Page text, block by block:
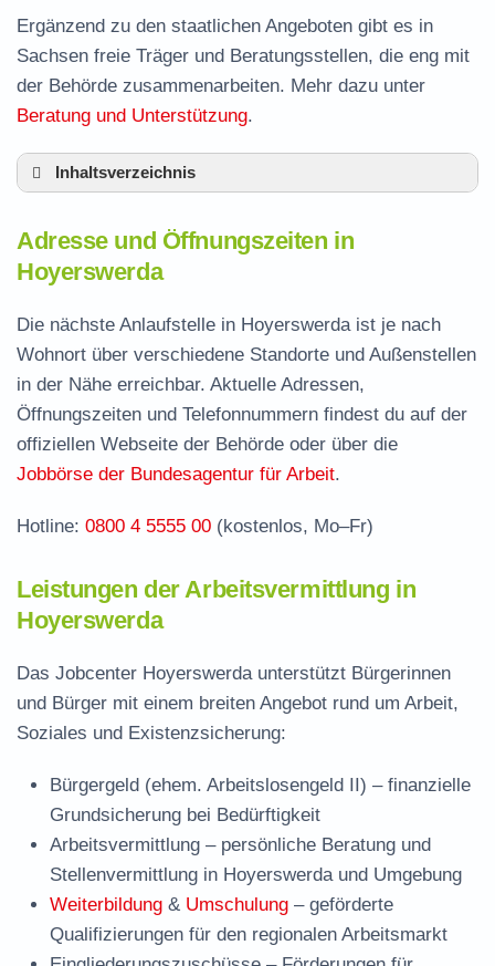
Ergänzend zu den staatlichen Angeboten gibt es in
Sachsen freie Träger und Beratungsstellen, die eng mit
der Behörde zusammenarbeiten. Mehr dazu unter
Beratung und Unterstützung.
Inhaltsverzeichnis
Leistungen der Arbeitsvermittlung in
Hoyerswerda
Termin vereinbaren und Bürgergeld beantragen
Jobcenter Bautzen – zuständige Stelle
Häufige Fragen rund ums Jobcenter
Adresse und Öffnungszeiten in
Hoyerswerda
Die nächste Anlaufstelle in Hoyerswerda ist je nach
Wohnort über verschiedene Standorte und Außenstellen
in der Nähe erreichbar. Aktuelle Adressen,
Öffnungszeiten und Telefonnummern findest du auf der
offiziellen Webseite der Behörde oder über die
Jobbörse der Bundesagentur für Arbeit.
Hotline: 0800 4 5555 00 (kostenlos, Mo–Fr)
Leistungen der Arbeitsvermittlung in
Hoyerswerda
Das Jobcenter Hoyerswerda unterstützt Bürgerinnen
und Bürger mit einem breiten Angebot rund um Arbeit,
Soziales und Existenzsicherung:
Bürgergeld (ehem. Arbeitslosengeld II) – finanzielle
Grundsicherung bei Bedürftigkeit
Arbeitsvermittlung – persönliche Beratung und
Stellenvermittlung in Hoyerswerda und Umgebung
Weiterbildung & Umschulung – geförderte
Qualifizierungen für den regionalen Arbeitsmarkt